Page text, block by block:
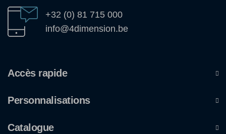
+32 (0) 81 715 000
info@4dimension.be
Accès rapide
Personnalisations
Catalogue